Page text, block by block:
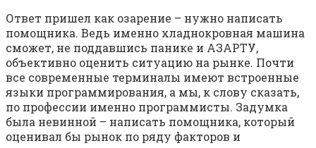
Ответ пришел как озарение – нужно написать
помощника. Ведь именно хладнокровная машина
сможет, не поддавшись панике и АЗАРТУ,
объективно оценить ситуацию на рынке. Почти
все современные терминалы имеют встроенные
языки программирования, а мы, к слову сказать,
по профессии именно программисты. Задумка
была невинной – написать помощника, который
оценивал бы рынок по ряду факторов и